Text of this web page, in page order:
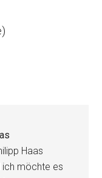
Haas
ich möchte es